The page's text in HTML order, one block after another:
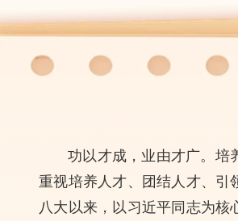
功以才成，业由才广。培
重视培养人才、团结人才、引
八大以来，以习近平同志为